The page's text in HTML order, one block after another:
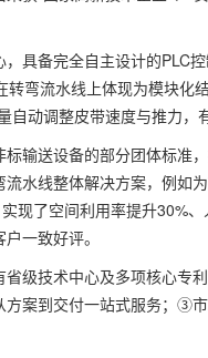
具备完全自主设计的PLC
弯流水线上体现为模块
自动调整皮带速度与推力，
输送设备的部分团体标准
水线整体解决方案，例如
现了空间利用率提升30%
一致好评。
级技术中心及多项核心专
方案到交付一站式服务；③